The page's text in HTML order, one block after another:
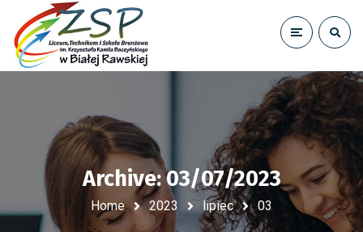
Archive: 03/07/2023
Home 2023 lipiec 03